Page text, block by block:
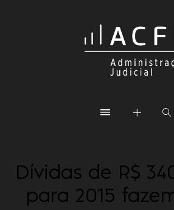
Dívidas de R$
para 2015